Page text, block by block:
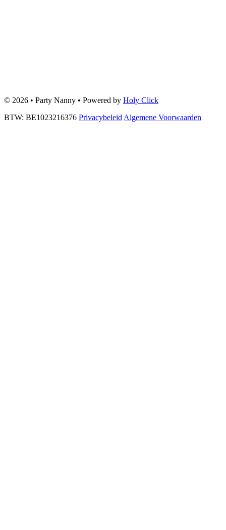
© 2026 • Party Nanny • Powered by Holy Click
BTW: BE1023216376 Privacybeleid Algemene Voorwaarden